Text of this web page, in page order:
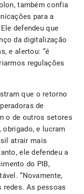
também confia
para a
defendeu que
da digitalização
e alertou: “é
regulações
que o retorno
de
o de outros setores
obrigado, e lucram
atrair mais
ele defendeu a
do PIB,
“Novamente,
redes. As pessoas